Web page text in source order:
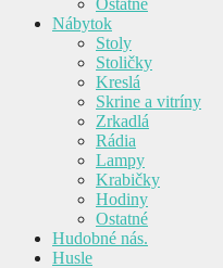
Ostatné
Nábytok
Stoly
Stoličky
Kreslá
Skrine a vitríny
Zrkadlá
Rádia
Lampy
Krabičky
Hodiny
Ostatné
Hudobné nás.
Husle